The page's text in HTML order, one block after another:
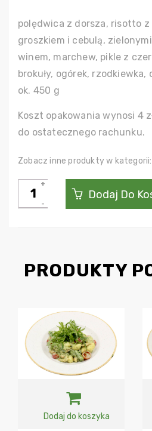
polędwica z dorsza, risotto z
groszkiem i cebulą,
winem, marchew, pikle z
brokuły, ogórek,
ok. 450 g
Koszt opakowania wynosi 4
do ostatecznego rachunku.
Zobacz inne produkty w kategorii:
ilość
Polędwica
Dodaj Do
PRODUKTY
Dodaj do koszyka